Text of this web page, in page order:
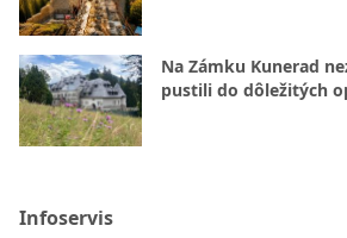
Na Zámku Kunerad
pustili do dôležitých
Infoservis